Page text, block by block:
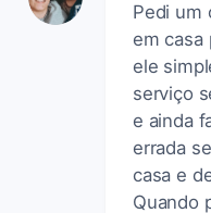
Pedi um
em casa
ele
serviço
e ainda
errada
casa e
Quando